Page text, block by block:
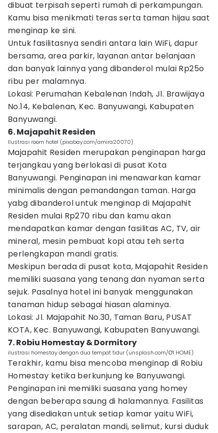
dibuat terpisah seperti rumah di perkampungan.
Kamu bisa menikmati teras serta taman hijau saat
menginap ke sini.
Untuk fasilitasnya sendiri antara lain WiFi, dapur
bersama, area parkir, layanan antar belanjaan
dan banyak lainnya yang dibanderol mulai Rp25o
ribu per malamnya.
Lokasi: Perumahan Kebalenan Indah, Jl. Brawijaya
No.14, Kebalenan, Kec. Banyuwangi, Kabupaten
Banyuwangi.
6. Majapahit Residen
Ilustrasi room hotel (pixabay.com/amira20070)
Majapahit Residen merupakan penginapan harga
terjangkau yang berlokasi di pusat Kota
Banyuwangi. Penginapan ini menawarkan kamar
minimalis dengan pemandangan taman. Harga
yabg dibanderol untuk menginap di Majapahit
Residen mulai Rp270 ribu dan kamu akan
mendapatkan kamar dengan fasilitas AC, TV, air
mineral, mesin pembuat kopi atau teh serta
perlengkapan mandi gratis.
Meskipun berada di pusat kota, Majapahit Residen
memiliki suasana yang tenang dan nyaman serta
sejuk. Pasalnya hotel ini banyak menggunakan
tanaman hidup sebagai hiasan alaminya.
Lokasi: Jl. Majapahit No.30, Taman Baru, PUSAT
KOTA, Kec. Banyuwangi, Kabupaten Banyuwangi.
7. Robiu Homestay & Dormitory
ilustrasi homestay dengan dua tempat tidur (unsplash.com/ƠI HOME)
Terakhir, kamu bisa mencoba menginap di Robiu
Homestay ketika berkunjung ke Banyuwangi.
Penginapan ini memiliki suasana yang homey
dengan beberapa saung di halamannya. Fasilitas
yang disediakan untuk setiap kamar yaitu WiFi,
sarapan, AC, peralatan mandi, selimut, kursi duduk